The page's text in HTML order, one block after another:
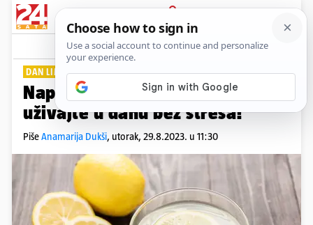
PRIJAVA
Lifestyle Komentari
DAN LIMUNOVA SOKA
Napravite si ukusnu limunadu i
uživajte u danu bez stresa!
PišeAnamarija Dukši, utorak, 29.8.2023. u 11:30